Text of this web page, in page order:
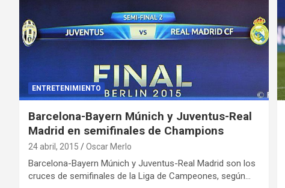
ENTRETENIMIENTO
Barcelona-Bayern Múnich y Juventus-Real
Madrid en semifinales de Champions
24 abril, 2015 Oscar Merlo
Barcelona-Bayern Múnich y Juventus-Real Madrid son los
cruces de semifinales de la Liga de Campeones, según…